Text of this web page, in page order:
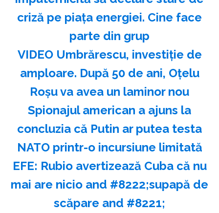
criză pe piața energiei. Cine face
parte din grup
VIDEO Umbrărescu, investiție de
amploare. După 50 de ani, Oțelu
Roșu va avea un laminor nou
Spionajul american a ajuns la
concluzia că Putin ar putea testa
NATO printr-o incursiune limitată
EFE: Rubio avertizează Cuba că nu
mai are nicio and #8222;supapă de
scăpare and #8221;